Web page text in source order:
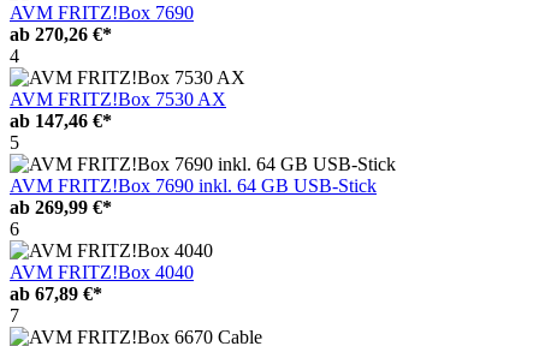
AVM FRITZ!Box 7690
ab 270,26 €*
4
AVM FRITZ!Box 7530 AX
ab 147,46 €*
5
AVM FRITZ!Box 7690 inkl. 64 GB USB-Stick
ab 269,99 €*
6
AVM FRITZ!Box 4040
ab 67,89 €*
7